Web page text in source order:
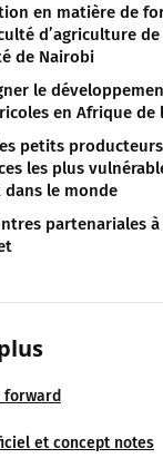
en matière de
d’agriculture de
de Nairobi
le
en Afrique de
petits
les plus
le monde
partenariales
forward
et concept notes